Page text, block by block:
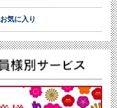
お気に入り